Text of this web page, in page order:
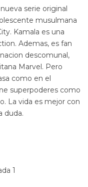
serie original
musulmana
Kamala es una
Ademas, es fan
descomunal,
Marvel. Pero
como en el
superpoderes como
La vida es mejor con
duda.
1